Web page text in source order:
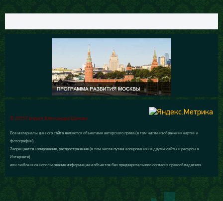
© 2015 Галерея Александра Шилова
Все материалы данного сайта являются объектами авторского права (в том числе изображения картин и
фотографии).
Запрещается копирование, распространение (в том числе путем копирования на другие сайты и ресурсы в
Интернете)
или любое иное использование информации и объектов без предварительного согласия правообладателя.